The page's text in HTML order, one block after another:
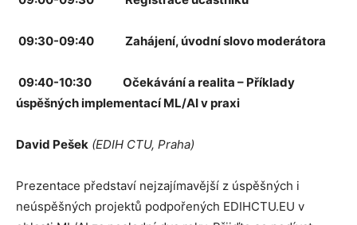
09:30-09:40 Zahájení, úvodní slovo moderátora
09:40-10:30 Očekávání a realita – Příklady
úspěšných implementací ML/AI v praxi
David Pešek (EDIH CTU, Praha)
Prezentace představí nejzajímavější z úspěšných i
neúspěšných projektů podpořených EDIHCTU.EU v